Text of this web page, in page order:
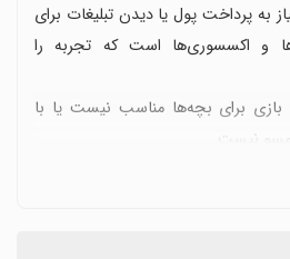
به پرداخت پول یا دیدن تبلیغات برای
و اکسسوری‌ها است که تجربه را
بازی برای بچه‌ها مناسب نیست یا با
نیست.
به امکان تعویض و انتخاب